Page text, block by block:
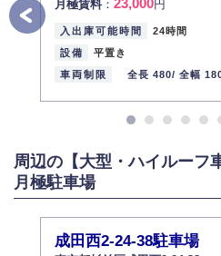
月極賃料： 23,000円
入出庫可能時間
24時間
設備
平置き
車両制限
全長 480/ 全幅
周辺の【大型・ハイルーフ
月極駐車場
成田西2-24-38駐車場